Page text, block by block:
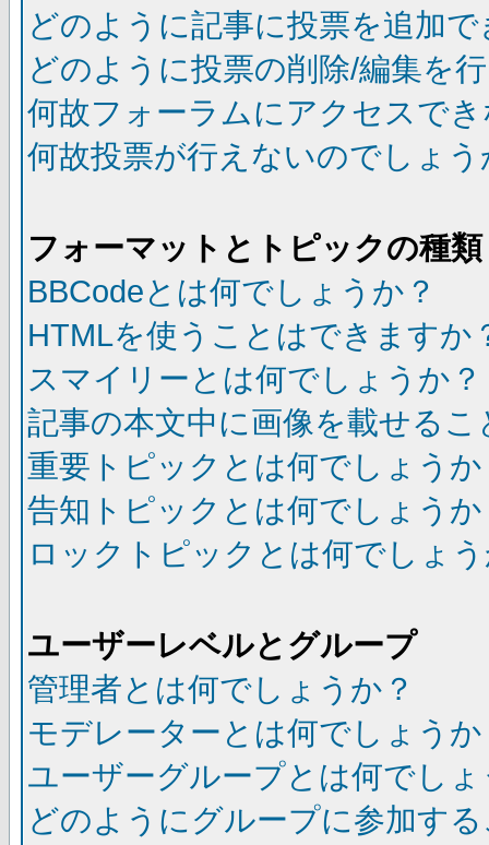
どのように記事に投票を追加
どのように投票の削除/編集を
何故フォーラムにアクセスで
何故投票が行えないのでしょう
フォーマットとトピックの種類
BBCodeとは何でしょうか？
HTMLを使うことはできますか
スマイリーとは何でしょうか？
記事の本文中に画像を載せる
重要トピックとは何でしょうか
告知トピックとは何でしょうか
ロックトピックとは何でしょ
ユーザーレベルとグループ
管理者とは何でしょうか？
モデレーターとは何でしょうか
ユーザーグループとは何でし
どのようにグループに参加す